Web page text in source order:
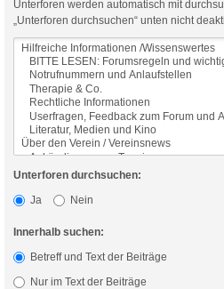
Unterforen werden automatisch mit
„Unterforen durchsuchen“ unten nicht
Unterforen durchsuchen:
Ja
Nein
Innerhalb suchen:
Betreff und Text der Beiträge
Nur im Text der Beiträge